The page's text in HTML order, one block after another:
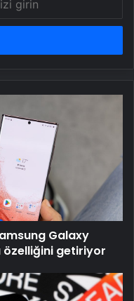
Galaxy
özelliğini getiriyor